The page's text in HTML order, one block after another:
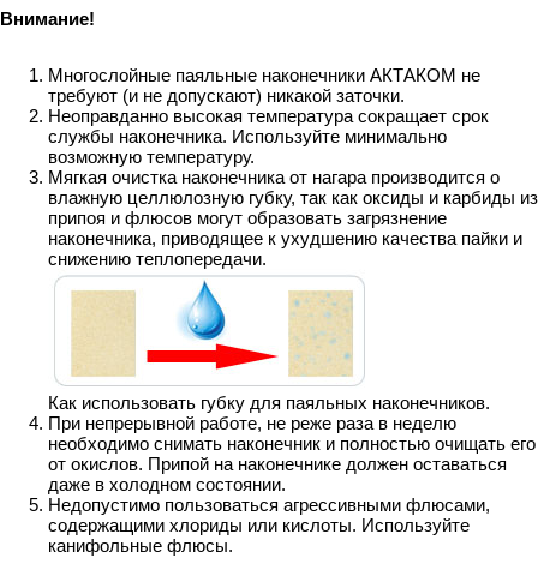
Внимание!
Многослойные паяльные наконечники АКТАКОМ не
требуют (и не допускают) никакой заточки.
Неоправданно высокая температура сокращает срок
службы наконечника. Используйте минимально
возможную температуру.
Мягкая очистка наконечника от нагара производится о
влажную целлюлозную губку, так как оксиды и карбиды из
припоя и флюсов могут образовать загрязнение
наконечника, приводящее к ухудшению качества пайки и
снижению теплопередачи.
Как использовать губку для паяльных наконечников.
При непрерывной работе, не реже раза в неделю
необходимо снимать наконечник и полностью очищать его
от окислов. Припой на наконечнике должен оставаться
даже в холодном состоянии.
Недопустимо пользоваться агрессивными флюсами,
содержащими хлориды или кислоты. Используйте
канифольные флюсы.